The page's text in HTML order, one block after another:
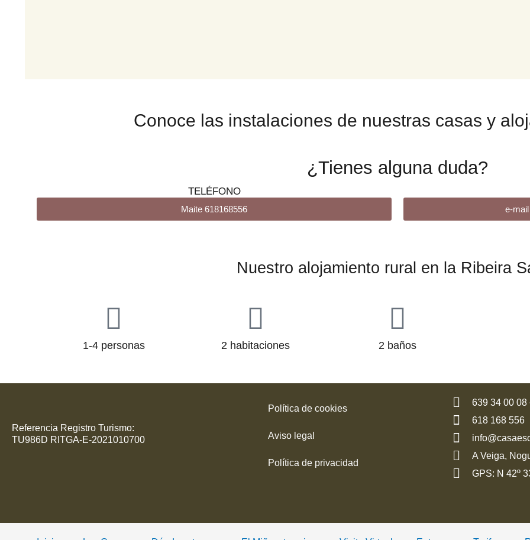
Conoce las instalaciones de nuestras casas y
¿Tienes alguna duda?
TELÉFONO
Maite 618168556 e-
Nuestro alojamiento rural en la Ribeira
1-4 personas 2 habitaciones 2 baños
Referencia Registro Turismo:
TU986D RITGA-E-2021010700
Política de cookies
Aviso legal
Política de privacidad
639 34 00 08
618 168 556
A Veiga,
GPS: N 42º